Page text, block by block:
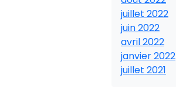
juillet 2022
juin 2022
avril 2022
janvier 2022
juillet 2021